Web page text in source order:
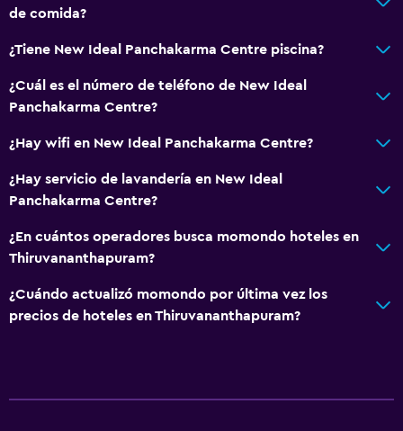
de comida?
¿Tiene New Ideal Panchakarma Centre piscina?
¿Cuál es el número de teléfono de New Ideal
Panchakarma Centre?
¿Hay wifi en New Ideal Panchakarma Centre?
¿Hay servicio de lavandería en New Ideal
Panchakarma Centre?
¿En cuántos operadores busca momondo hoteles en
Thiruvananthapuram?
¿Cuándo actualizó momondo por última vez los
precios de hoteles en Thiruvananthapuram?